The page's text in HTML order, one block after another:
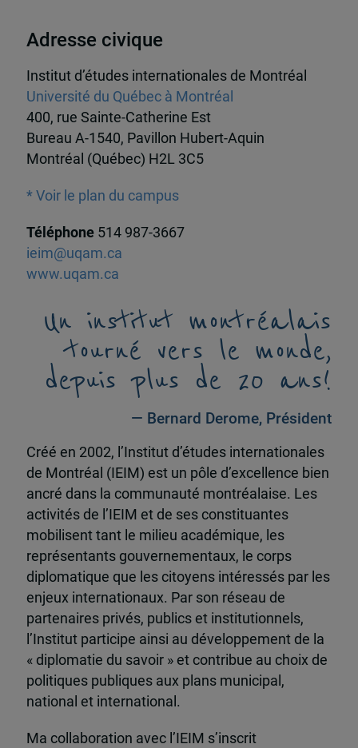
Adresse civique
Institut d’études internationales de Montréal
Université du Québec à Montréal
400, rue Sainte-Catherine Est
Bureau A-1540, Pavillon Hubert-Aquin
Montréal (Québec) H2L 3C5
* Voir le plan du campus
Téléphone 514 987-3667
ieim@uqam.ca
www.uqam.ca
Un institut montréalais
tourné vers le monde,
depuis plus de 20 ans!
— Bernard Derome, Président
Créé en 2002, l’Institut d’études internationales
de Montréal (IEIM) est un pôle d’excellence bien
ancré dans la communauté montréalaise. Les
activités de l’IEIM et de ses constituantes
mobilisent tant le milieu académique, les
représentants gouvernementaux, le corps
diplomatique que les citoyens intéressés par les
enjeux internationaux. Par son réseau de
partenaires privés, publics et institutionnels,
l’Institut participe ainsi au développement de la
« diplomatie du savoir » et contribue au choix de
politiques publiques aux plans municipal,
national et international.
Ma collaboration avec l’IEIM s’inscrit